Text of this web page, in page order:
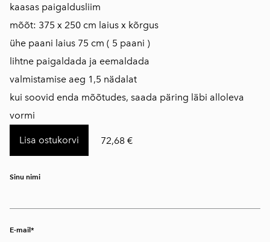
kaasas paigaldusliim
mõõt: 375 x 250 cm laius x kõrgus
ühe paani laius 75 cm ( 5 paani )
lihtne paigaldada ja eemaldada
​valmistamise aeg 1,5 nädalat
kui soovid enda mõõtudes, saada päring läbi alloleva
vormi
Lisa ostukorvi 72,68 €
Sinu nimi
E-mail